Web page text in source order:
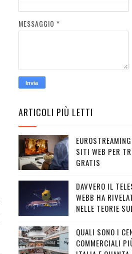
MESSAGGIO *
ARTICOLI PIÙ LETTI
SITI WEB PER
GRATIS
DAVVERO IL
WEBB HA
NELLE TEORIE
QUALI SONO I
COMMERCIALI